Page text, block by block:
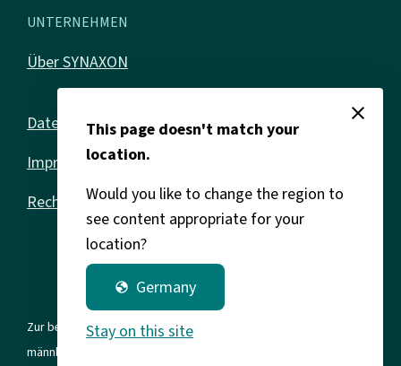
UNTERNEHMEN
Über SYNAXON
Datenschutz
Impressum
Rechtliches
Zur besseren Lesbarkeit verwenden wir in allen Texten die
männliche Form. Gemeint sind jedoch immer alle Geschlechter und
close
This page doesn't match your
location.
Would you like to change the region to
see content appropriate for your
location?
globe Germany
Stay on this site